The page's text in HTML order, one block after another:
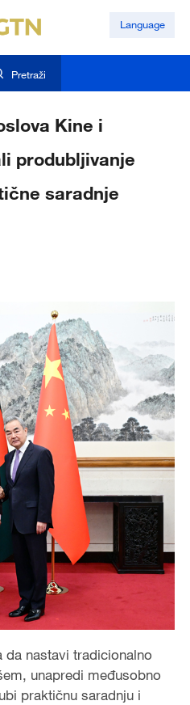
Language
Pretraži
Kine i
produbljivanje
saradnje
da nastavi tradicionalno
unapredi međusobno
praktičnu saradnju i